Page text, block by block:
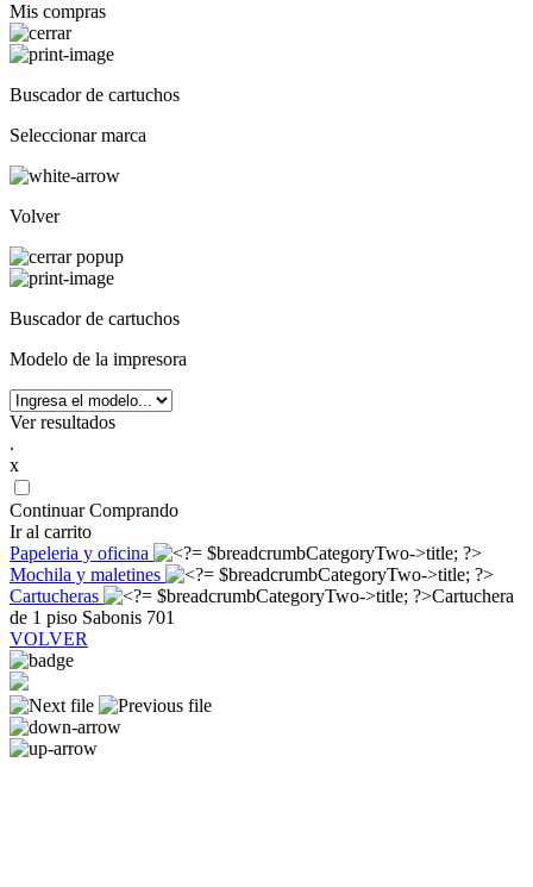
Mis compras
Buscador de cartuchos
Seleccionar marca
Volver
Buscador de cartuchos
Modelo de la impresora
Ver resultados
.
x
Continuar Comprando
Ir al carrito
Papeleria y oficina
Mochila y maletines
Cartucheras
Cartuchera
de 1 piso Sabonis 701
VOLVER